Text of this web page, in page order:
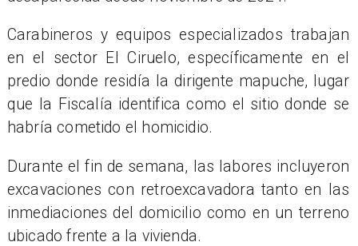
Carabineros y equipos especializados trabajan
en el sector El Ciruelo, específicamente en el
predio donde residía la dirigente mapuche, lugar
que la Fiscalía identifica como el sitio donde se
habría cometido el homicidio.
Durante el fin de semana, las labores incluyeron
excavaciones con retroexcavadora tanto en las
inmediaciones del domicilio como en un terreno
ubicado frente a la vivienda.